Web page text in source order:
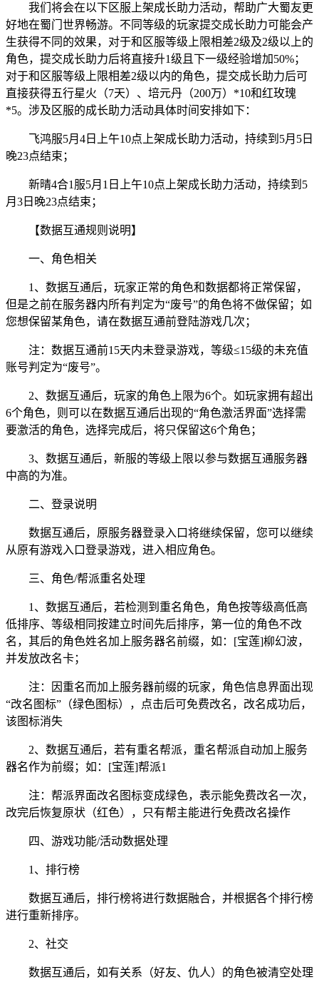
我们将会在以下区服上架成长助力活动，帮助广大蜀友更
好地在蜀门世界畅游。不同等级的玩家提交成长助力可能会产
生获得不同的效果，对于和区服等级上限相差2级及2级以上的
角色，提交成长助力后将直接升1级且下一级经验增加50%；
对于和区服等级上限相差2级以内的角色，提交成长助力后可
直接获得五行星火（7天）、培元丹（200万）*10和红玫瑰
*5。涉及区服的成长助力活动具体时间安排如下：
飞鸿服5月4日上午10点上架成长助力活动，持续到5月5日
晚23点结束；
新晴4合1服5月1日上午10点上架成长助力活动，持续到5
月3日晚23点结束；
【数据互通规则说明】
一、角色相关
1、数据互通后，玩家正常的角色和数据都将正常保留，
但是之前在服务器内所有判定为“废号”的角色将不做保留；如
您想保留某角色，请在数据互通前登陆游戏几次；
注：数据互通前15天内未登录游戏，等级≤15级的未充值
账号判定为“废号”。
2、数据互通后，玩家的角色上限为6个。如玩家拥有超出
6个角色，则可以在数据互通后出现的“角色激活界面”选择需
要激活的角色，选择完成后，将只保留这6个角色；
3、数据互通后，新服的等级上限以参与数据互通服务器
中高的为准。
二、登录说明
数据互通后，原服务器登录入口将继续保留，您可以继续
从原有游戏入口登录游戏，进入相应角色。
三、角色/帮派重名处理
1、数据互通后，若检测到重名角色，角色按等级高低高
低排序、等级相同按建立时间先后排序，第一位的角色不改
名，其后的角色姓名加上服务器名前缀，如：[宝莲]柳幻波，
并发放改名卡；
注：因重名而加上服务器前缀的玩家，角色信息界面出现
“改名图标”（绿色图标），点击后可免费改名，改名成功后，
该图标消失
2、数据互通后，若有重名帮派，重名帮派自动加上服务
器名作为前缀；如：[宝莲]帮派1
注：帮派界面改名图标变成绿色，表示能免费改名一次，
改完后恢复原状（红色），只有帮主能进行免费改名操作
四、游戏功能/活动数据处理
1、排行榜
数据互通后，排行榜将进行数据融合，并根据各个排行榜
进行重新排序。
2、社交
数据互通后，如有关系（好友、仇人）的角色被清空处理